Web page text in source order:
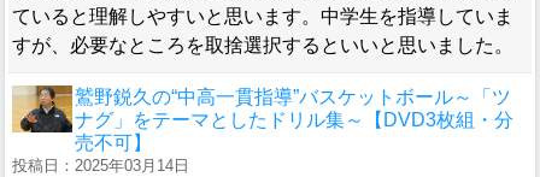
ていると理解しやすいと思います。中学生を指導していま
すが、必要なところを取捨選択するといいと思いました。
鷲野鋭久の“中高一貫指導”バスケットボール～「ツ
ナグ」をテーマとしたドリル集～【DVD3枚組・分
売不可】
投稿日：2025年03月14日